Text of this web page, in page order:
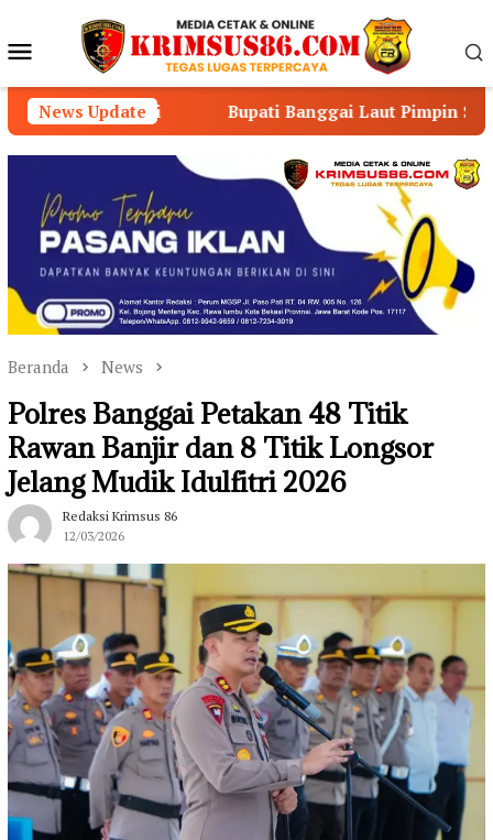
konten Menu
Mobile
News Update
Bupati Banggai Laut Pimpin Senam Bersama
Beranda News
Polres Banggai Petakan 48 Titik
Rawan Banjir dan 8 Titik Longsor
Jelang Mudik Idulfitri 2026
Redaksi Krimsus 86
12/03/2026